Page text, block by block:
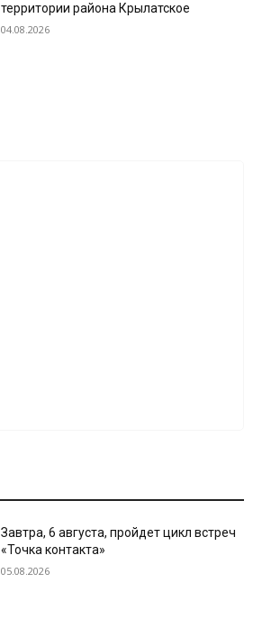
территории района Крылатское
04.08.2026
Завтра, 6 августа, пройдет цикл встреч
«Точка контакта»
05.08.2026